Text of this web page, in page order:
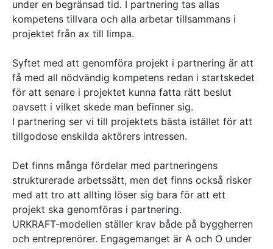
under en begränsad tid. I partnering tas allas
kompetens tillvara och alla arbetar tillsammans i
projektet från ax till limpa.
Syftet med att genomföra projekt i partnering är att
få med all nödvändig kom­petens redan i startskedet
för att senare i projektet kunna fatta rätt beslut
oavsett i vilket skede man befinner sig.
I partnering ser vi till projektets bästa istället för att
tillgodose enskilda aktörers intressen.
Det finns många fördelar med partneringens
strukturerade arbetssätt, men det finns också risker
med att tro att allting löser sig bara för att ett
projekt ska genomföras i partnering.
URKRAFT-modellen ställer krav både på byggherren
och entreprenörer. Engagemanget är A och O under